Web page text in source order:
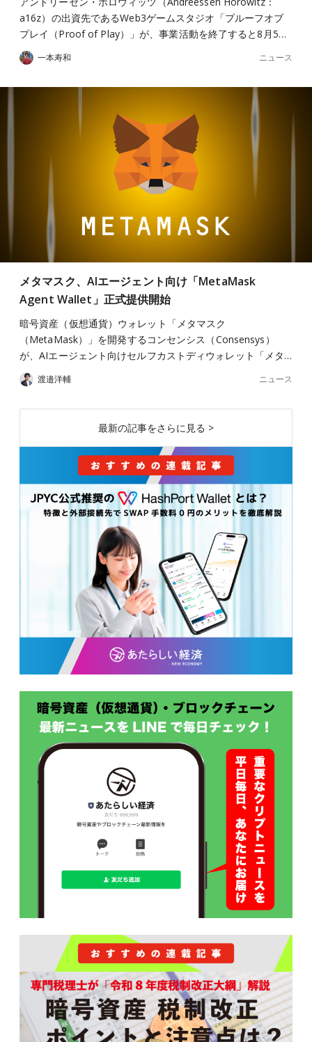
a16z）の出資先であるWeb3ゲームスタジオ「プルーフオブ
プレイ（Proof of Play）」が、事業活動を終了すると8月5…
一本寿和 ニュース
メタマスク、AIエージェント向け「MetaMask
Agent Wallet」正式提供開始
暗号資産（仮想通貨）ウォレット「メタマスク
（MetaMask）」を開発するコンセンシス（Consensys）
が、AIエージェント向けセルフカストディウォレット「メタ…
渡邉洋輔 ニュース
最新の記事をさらに見る >